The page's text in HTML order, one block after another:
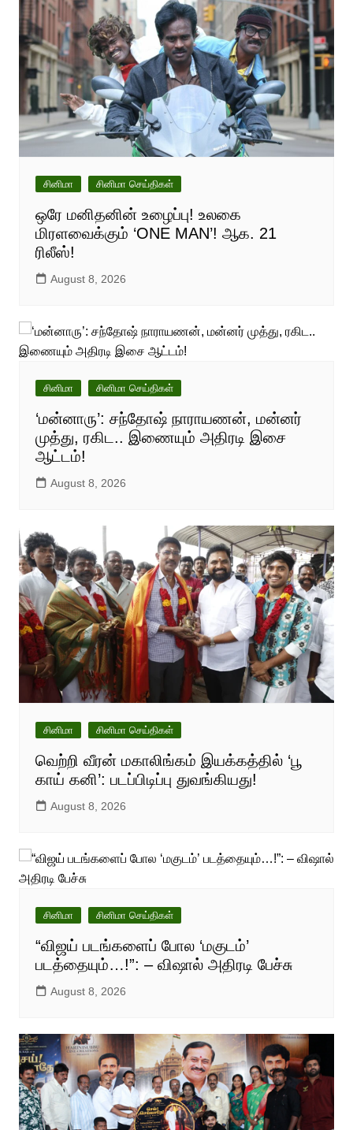
சினிமா சினிமா செய்திகள்
ஒரே மனிதனின் உழைப்பு! உலகை
மிரளவைக்கும் ‘ONE MAN’! ஆக. 21
ரிலீஸ்!
August 8, 2026
சினிமா சினிமா செய்திகள்
‘மன்னாரு’: சந்தோஷ் நாராயணன், மன்னர்
முத்து, ரகிட.. இணையும் அதிரடி இசை
ஆட்டம்!
August 8, 2026
சினிமா சினிமா செய்திகள்
வெற்றி வீரன் மகாலிங்கம் இயக்கத்தில் ‘பூ
காய் கனி’: படப்பிடிப்பு துவங்கியது!
August 8, 2026
சினிமா சினிமா செய்திகள்
“விஜய் படங்களைப் போல ‘மகுடம்’
படத்தையும்…!”: – விஷால் அதிரடி பேச்சு
August 8, 2026